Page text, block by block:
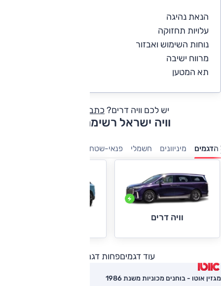
הנאת נהיגה
עלויות תחזוקה
נוחות השימוש ואבזור
מרווח ישיבה
תא המטען
יש לכם וויה דרים? כתבו חוות דעת
וויה ישראל רשימת דגמים
הדגמים מיניוונים חשמלי פנאי-שטח
וויה דרים
עוד דגמיםפחות דגמים
מגזין אוטו - בוחנים מכוניות משנת 1986